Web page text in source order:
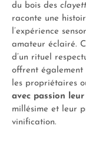
du bois des
raconte une
l’expérience
amateur éclairé.
d’un rituel
offrent également
les propriétaires
avec passion
millésime et leur
vinification.